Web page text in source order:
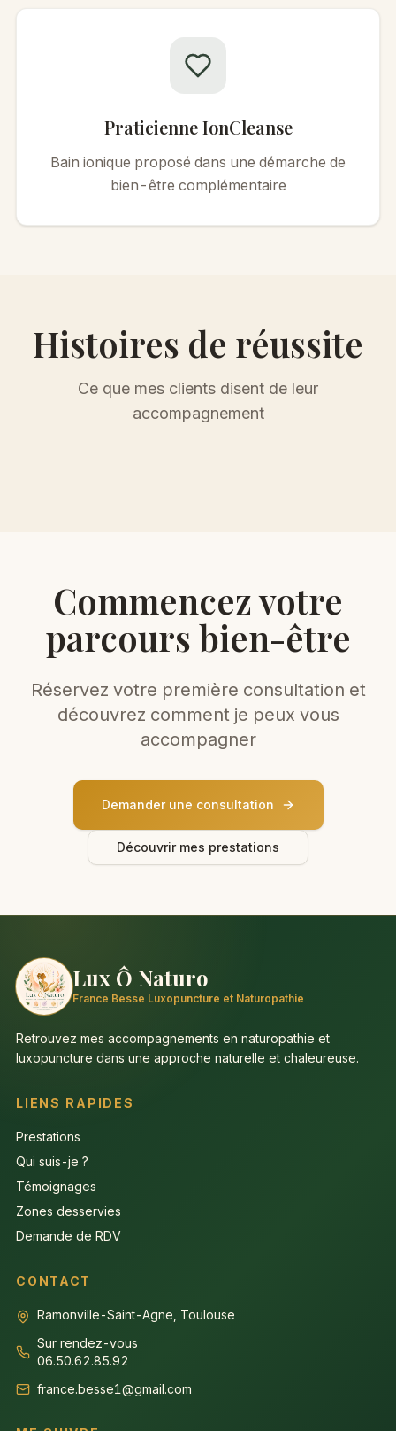
Praticienne IonCleanse
Bain ionique proposé dans une démarche de
bien-être complémentaire
Histoires de réussite
Ce que mes clients disent de leur
accompagnement
Commencez votre
parcours bien-être
Réservez votre première consultation et
découvrez comment je peux vous
accompagner
Demander une consultation
Découvrir mes prestations
Lux Ô Naturo
France Besse Luxopuncture et Naturopathie
Retrouvez mes accompagnements en naturopathie et
luxopuncture dans une approche naturelle et chaleureuse.
LIENS RAPIDES
Prestations
Qui suis-je ?
Témoignages
Zones desservies
Demande de RDV
CONTACT
Ramonville-Saint-Agne, Toulouse
Sur rendez-vous
06.50.62.85.92
france.besse1@gmail.com